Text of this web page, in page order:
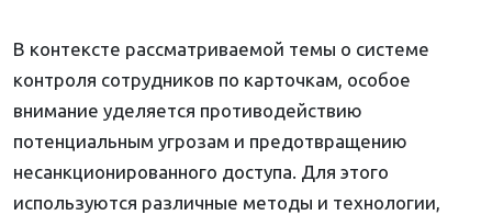
В контексте рассматриваемой темы о системе
контроля сотрудников по карточкам, особое
внимание уделяется противодействию
потенциальным угрозам и предотвращению
несанкционированного доступа. Для этого
используются различные методы и технологии,